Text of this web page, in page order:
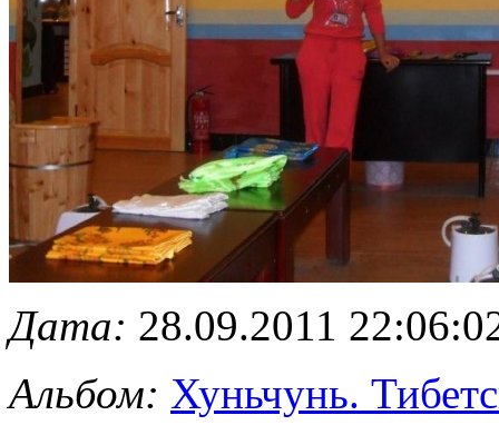
Дата: 28.09.2011
Альбом: Хуньчунь.